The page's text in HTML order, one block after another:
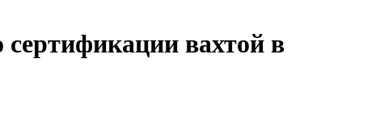
сертификации вахтой в